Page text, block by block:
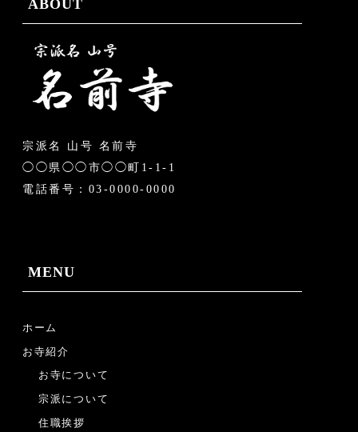
ABOUT
宗派名 山号 名前寺
◯◯県◯◯市◯◯町1-1-1
電話番号：03-0000-0000
MENU
ホーム
お寺紹介
お寺について
宗派について
住職挨拶